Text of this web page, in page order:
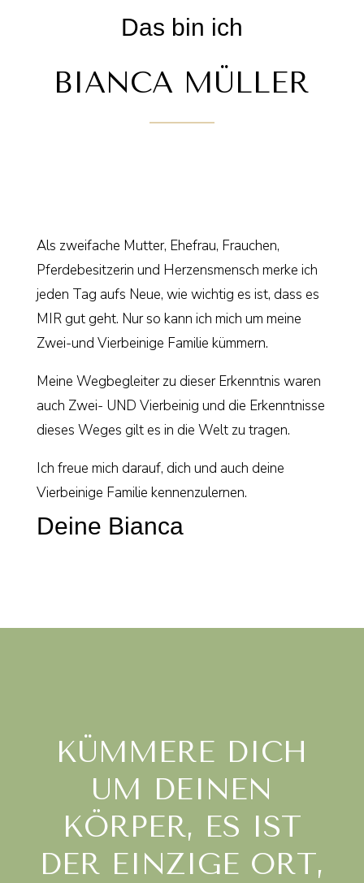
Das bin ich
BIANCA MÜLLER
Als zweifache Mutter, Ehefrau, Frauchen,
Pferdebesitzerin und Herzensmensch merke ich
jeden Tag aufs Neue, wie wichtig es ist, dass es
MIR gut geht. Nur so kann ich mich um meine
Zwei-und Vierbeinige Familie kümmern.
Meine Wegbegleiter zu dieser Erkenntnis waren
auch Zwei- UND Vierbeinig und die Erkenntnisse
dieses Weges gilt es in die Welt zu tragen.
Ich freue mich darauf, dich und auch deine
Vierbeinige Familie kennenzulernen.
Deine Bianca
KÜMMERE DICH
UM DEINEN
KÖRPER, ES IST
DER EINZIGE ORT,